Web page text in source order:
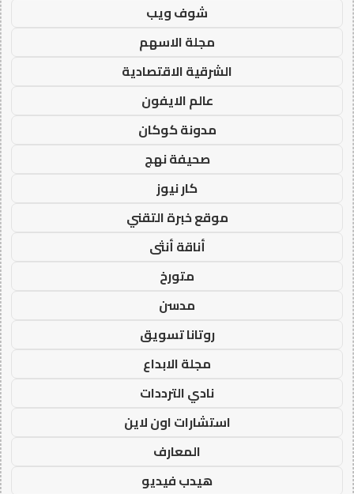
شوف ويب
مجلة الاسهم
الشرقية الاقتصادية
عالم الايفون
مدونة كوكان
صحيفة نهج
كار نيوز
موقع خبرة التقني
أناقة أنثى
متورخ
مدسن
روتانا تسويق
مجلة الابداع
نادي الترددات
استشارات اون لاين
المعارف
هيدب فيديو